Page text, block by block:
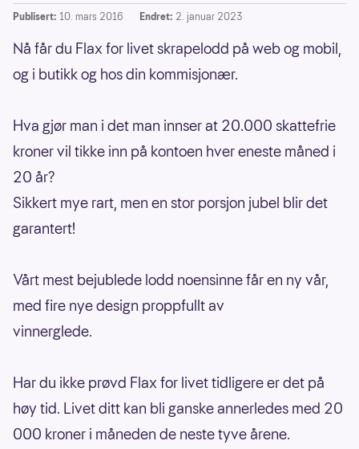
Publisert: 10. mars 2016 Endret: 2. januar 2023
Nå får du Flax for livet skrapelodd på web og mobil,
og i butikk og hos din kommisjonær.
Hva gjør man i det man innser at 20.000 skattefrie
kroner vil tikke inn på kontoen hver eneste måned i
20 år?
Sikkert mye rart, men en stor porsjon jubel blir det
garantert!
Vårt mest bejublede lodd noensinne får en ny vår,
med fire nye design proppfullt av
vinnerglede.
Har du ikke prøvd Flax for livet tidligere er det på
høy tid. Livet ditt kan bli ganske annerledes med 20
000 kroner i måneden de neste tyve årene.